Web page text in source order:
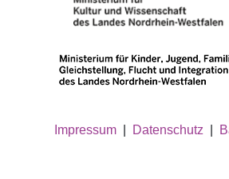
Impressum Datenschutz